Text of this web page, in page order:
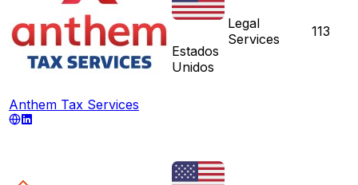
Anthem Tax Services
Estados
Unidos
Legal
Services
113